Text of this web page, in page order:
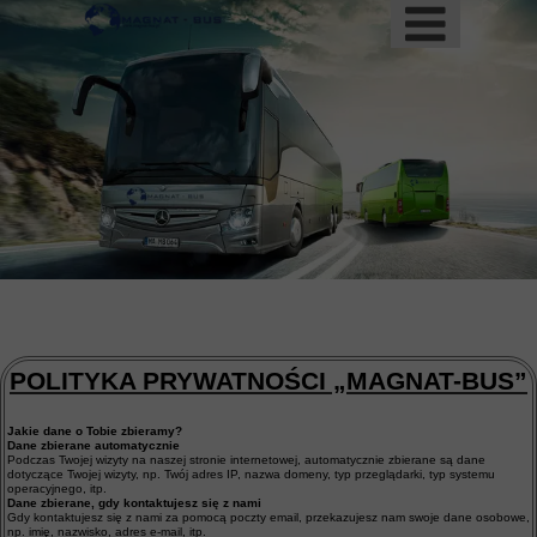
POLITYKA PRYWATNOŚCI „MAGNAT-BUS”
Jakie dane o Tobie zbieramy?
Dane zbierane automatycznie
Podczas Twojej wizyty na naszej stronie internetowej, automatycznie zbierane są dane
dotyczące Twojej wizyty, np. Twój adres IP, nazwa domeny, typ przeglądarki, typ systemu
operacyjnego, itp.
Dane zbierane, gdy kontaktujesz się z nami
Gdy kontaktujesz się z nami za pomocą poczty email, przekazujesz nam swoje dane osobowe,
np. imię, nazwisko, adres e-mail, itp.